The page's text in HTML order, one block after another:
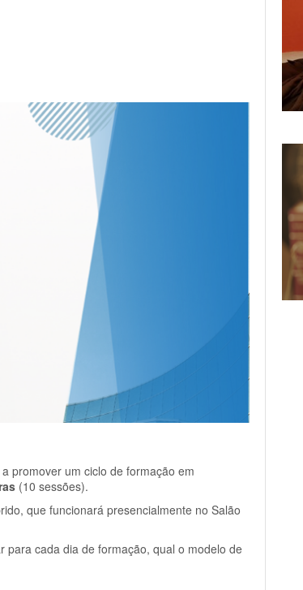
promover um ciclo de formação em
(10 sessões).
que funcionará presencialmente no Salão
para cada dia de formação, qual o modelo de